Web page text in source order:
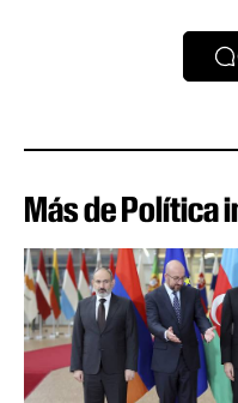
Más de Política